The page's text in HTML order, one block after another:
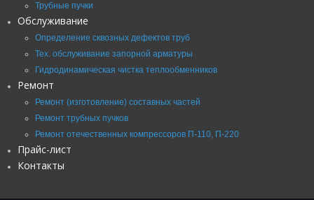
Трубные пучки
Обслуживание
Определение сквозных дефектов труб
Тех. обслуживание запорной арматуры
Гидродинамическая чистка теплообменников
Ремонт
Ремонт (изготовление) составных частей
Ремонт трубных пучков
Ремонт отечественных компрессоров П-110, П-220
Прайс-лист
Контакты